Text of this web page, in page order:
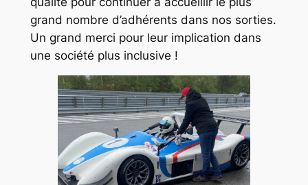
grand nombre d’adhérents dans nos sorties.
Un grand merci pour leur implication dans
une société plus inclusive !